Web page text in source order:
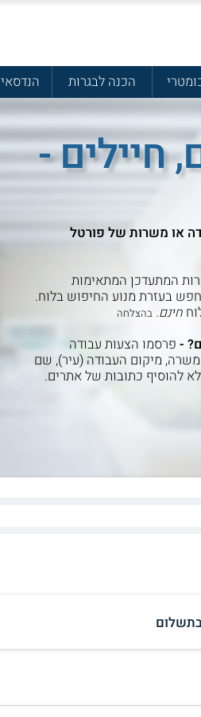
הכנה לבגרות הנדסאי
חיילים -
או משרות של פורטל
המתעדכן המתאימות
בעזרת מנוע החיפוש בלוח.
חינם.בהצלחה
- פרסמו הצעות עבודה
מיקום העבודה (עיר), שם
להוסיף כתובות של אתרים.